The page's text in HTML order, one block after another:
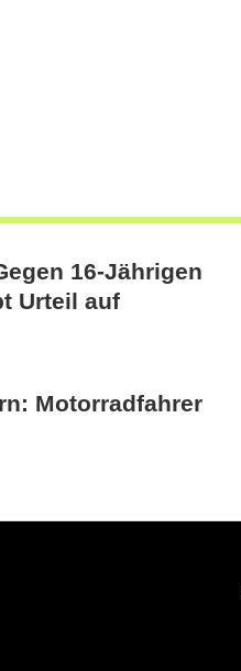
16-Jährigen
Urteil auf
Motorradfahrer